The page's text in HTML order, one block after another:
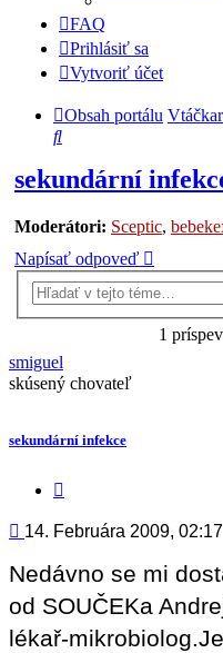
FAQ
Prihlásiť sa
Vytvoriť účet
Obsah portálu
Hľadať
sekundární
Moderátori: Sceptic,
Napísať odpoveď
1
smiguel
skúsený chovateľ
sekundární infekce
Príspevok
14. Februára 2009, 02:17
Nedávno se mi
od SOUČEKa
lékař-